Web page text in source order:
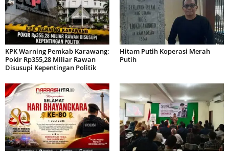
KPK Warning Pemkab Karawang:
Pokir Rp355,28 Miliar Rawan
Disusupi Kepentingan Politik
Hitam Putih Koperasi Merah
Putih